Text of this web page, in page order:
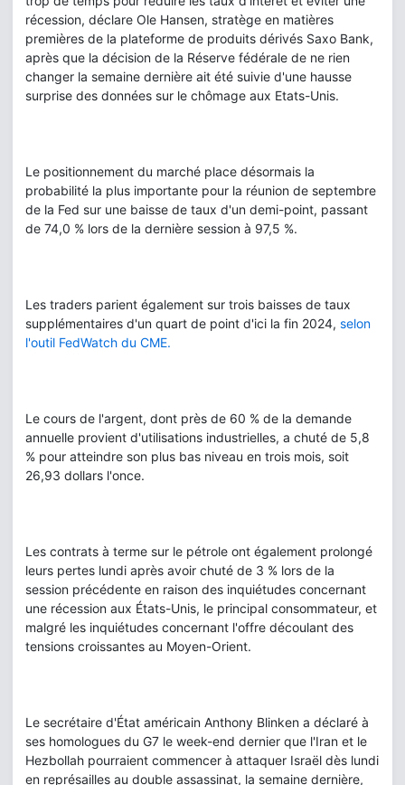
récession, déclare Ole Hansen, stratège en matières
premières de la plateforme de produits dérivés Saxo Bank,
après que la décision de la Réserve fédérale de ne rien
changer la semaine dernière ait été suivie d'une hausse
surprise des données sur le chômage aux Etats-Unis.
Le positionnement du marché place désormais la
probabilité la plus importante pour la réunion de septembre
de la Fed sur une baisse de taux d'un demi-point, passant
de 74,0 % lors de la dernière session à 97,5 %.
Les traders parient également sur trois baisses de taux
supplémentaires d'un quart de point d'ici la fin 2024, selon
l'outil FedWatch du CME.
Le cours de l'argent, dont près de 60 % de la demande
annuelle provient d'utilisations industrielles, a chuté de 5,8
% pour atteindre son plus bas niveau en trois mois, soit
26,93 dollars l'once.
Les contrats à terme sur le pétrole ont également prolongé
leurs pertes lundi après avoir chuté de 3 % lors de la
session précédente en raison des inquiétudes concernant
une récession aux États-Unis, le principal consommateur, et
malgré les inquiétudes concernant l'offre découlant des
tensions croissantes au Moyen-Orient.
Le secrétaire d'État américain Anthony Blinken a déclaré à
ses homologues du G7 le week-end dernier que l'Iran et le
Hezbollah pourraient commencer à attaquer Israël dès lundi
en représailles au double assassinat, la semaine dernière,